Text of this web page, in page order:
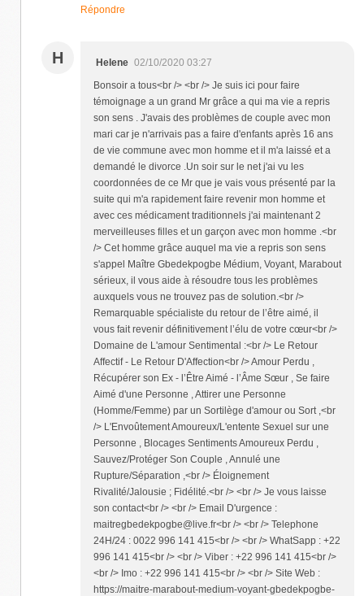
Répondre
H Helene 02/10/2020 03:27
Bonsoir a tous<br /> <br /> Je suis ici pour faire
témoignage a un grand Mr grâce a qui ma vie a repris
son sens . J'avais des problèmes de couple avec mon
mari car je n'arrivais pas a faire d'enfants après 16 ans
de vie commune avec mon homme et il m'a laissé et a
demandé le divorce .Un soir sur le net j'ai vu les
coordonnées de ce Mr que je vais vous présenté par la
suite qui m'a rapidement faire revenir mon homme et
avec ces médicament traditionnels j'ai maintenant 2
merveilleuses filles et un garçon avec mon homme .<br
/> Cet homme grâce auquel ma vie a repris son sens
s'appel Maître Gbedekpogbe Médium, Voyant, Marabout
sérieux, il vous aide à résoudre tous les problèmes
auxquels vous ne trouvez pas de solution.<br />
Remarquable spécialiste du retour de l’être aimé, il
vous fait revenir définitivement l’élu de votre cœur<br />
Domaine de L'amour Sentimental :<br /> Le Retour
Affectif - Le Retour D'Affection<br /> Amour Perdu ,
Récupérer son Ex - l’Être Aimé - l’Âme Sœur , Se faire
Aimé d'une Personne , Attirer une Personne
(Homme/Femme) par un Sortilège d'amour ou Sort ,<br
/> L'Envoûtement Amoureux/L'entente Sexuel sur une
Personne , Blocages Sentiments Amoureux Perdu ,
Sauvez/Protéger Son Couple , Annulé une
Rupture/Séparation ,<br /> Éloignement
Rivalité/Jalousie ; Fidélité.<br /> <br /> Je vous laisse
son contact<br /> <br /> Email D'urgence :
maitregbedekpogbe@live.fr<br /> <br /> Telephone
24H/24 : 0022 996 141 415<br /> <br /> WhatSapp : +22
996 141 415<br /> <br /> Viber : +22 996 141 415<br />
<br /> Imo : +22 996 141 415<br /> <br /> Site Web :
https://maitre-marabout-medium-voyant-gbedekpogbe-